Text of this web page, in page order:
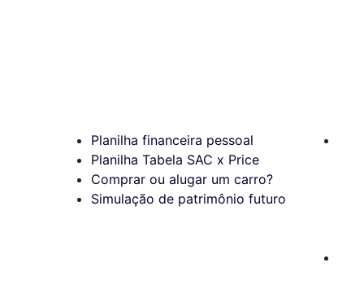
Planilha financeira pessoal
Planilha Tabela SAC x Price
Comprar ou alugar um carro?
Simulação de patrimônio futuro